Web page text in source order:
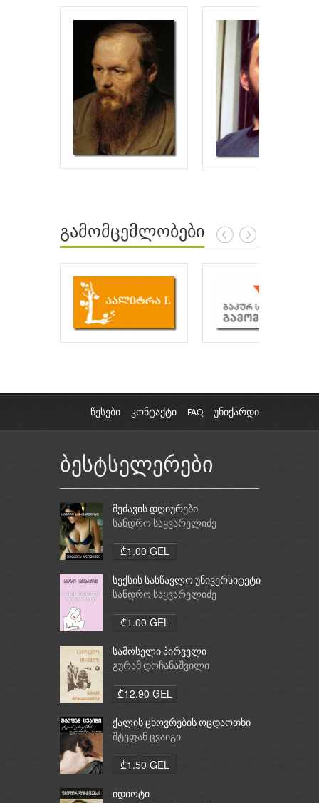
გამომცემლობები
წესები კონტაქტი FAQ უნიქარდი
ბესტსელერები
მეძავის დღიურები
სანდრო საყვარელიძე
₾1.00 GEL
სექსის სასწავლო უნივერსიტეტი
სანდრო საყვარელიძე
₾1.00 GEL
სამოსელი პირველი
გურამ დოჩანაშვილი
₾12.90 GEL
ქალის ცხოვრების ოცდაოთხი
საათი
შტეფან ცვაიგი
₾1.50 GEL
იდიოტი